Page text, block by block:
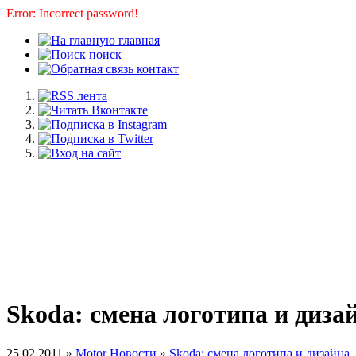
Error: Incorrect password!
главная
поиск
контакт
Skoda: смена логотипа и
25.02.2011 » Motor Новости » Skoda: смена логотипа и дизайна